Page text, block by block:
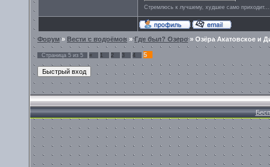
Стремлюсь к лучшему, худшее само
Форум» Вести с водоёмов »Где был? Озеро» Озёра Акатовское и
Страница 5 из 5 « 1 2 3 4 5